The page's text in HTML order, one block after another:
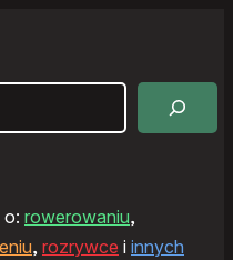
o: rowerowaniu,
, rozrywce i innych